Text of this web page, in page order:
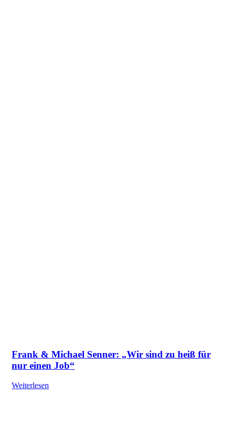
Frank & Michael Senner: „Wir sind zu heiß für
nur einen Job“
Weiterlesen